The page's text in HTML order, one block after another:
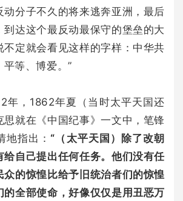
动分子不久的将来逃奔亚洲，最后
到达这个最反动最保守的堡垒的大
不定就会看见这样的字样：中华共
等、博爱。”
年，1862年夏（当时太平天国还
思就在《中国纪事》一文中，笔锋
地指出： “（太平天国）除了改朝
给自己提出任何任务。他们没有任
众的惊惶比给予旧统治者们的惊惶
的全部使命，好像仅仅是用丑恶万